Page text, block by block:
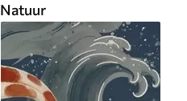
Natuur